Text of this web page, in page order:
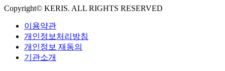
Copyright© KERIS. ALL RIGHTS RESERVED
이용약관
개인정보처리방침
개인정보 재동의
기관소개